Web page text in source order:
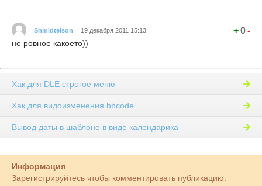
Shmidtelson 19 декабря 2011 15:13 +0-
не ровное какоето))
Хак для DLE строгое меню
Хак для видоизменения bbcode
Вывод даты в шаблоне в виде календарика
Информация
Зарегистрируйтесь чтобы комментировать публикацию.